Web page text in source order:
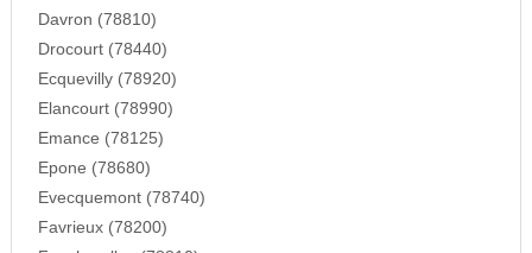
Davron (78810)
Drocourt (78440)
Ecquevilly (78920)
Elancourt (78990)
Emance (78125)
Epone (78680)
Evecquemont (78740)
Favrieux (78200)